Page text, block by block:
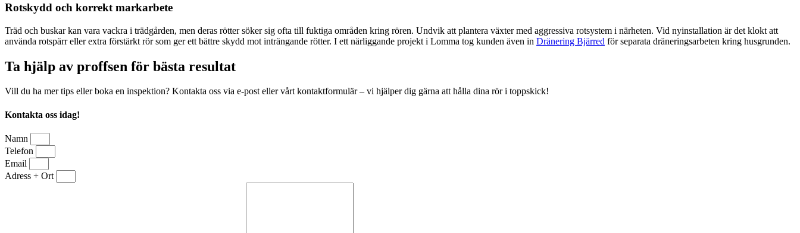
Rotskydd och korrekt markarbete
Träd och buskar kan vara vackra i trädgården, men deras rötter söker sig ofta till fuktiga områden kring rören. Undvik att plantera växter med aggressiva rotsystem i närheten. Vid nyinstallation är det klokt att
använda rotspärr eller extra förstärkt rör som ger ett bättre skydd mot inträngande rötter. I ett närliggande projekt i Lomma tog kunden även in Dränering Bjärred för separata dräneringsarbeten kring husgrunden.
Ta hjälp av proffsen för bästa resultat
Vill du ha mer tips eller boka en inspektion? Kontakta oss via e-post eller vårt kontaktformulär – vi hjälper dig gärna att hålla dina rör i toppskick!
Kontakta oss idag!
Namn
Telefon
Email
Adress + Ort